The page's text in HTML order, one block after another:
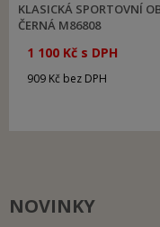
KLASICKÁ SPORTOVNÍ
ČERNÁ M86808
1 100 Kč s DPH
909 Kč bez DPH
NOVINKY